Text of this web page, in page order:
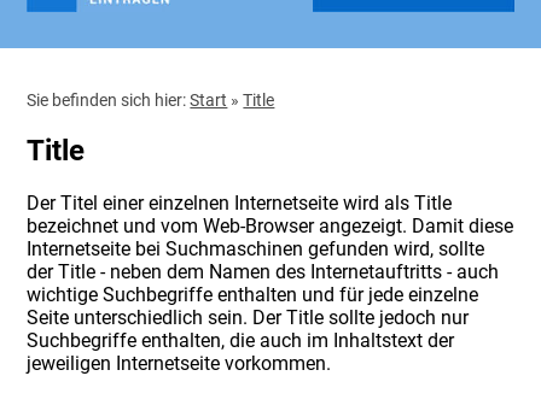
Sie befinden sich hier:Start »Title
Title
Der Titel einer einzelnen Internetseite wird als Title
bezeichnet und vom Web-Browser angezeigt. Damit diese
Internetseite bei Suchmaschinen gefunden wird, sollte
der Title - neben dem Namen des Internetauftritts - auch
wichtige Suchbegriffe enthalten und für jede einzelne
Seite unterschiedlich sein. Der Title sollte jedoch nur
Suchbegriffe enthalten, die auch im Inhaltstext der
jeweiligen Internetseite vorkommen.